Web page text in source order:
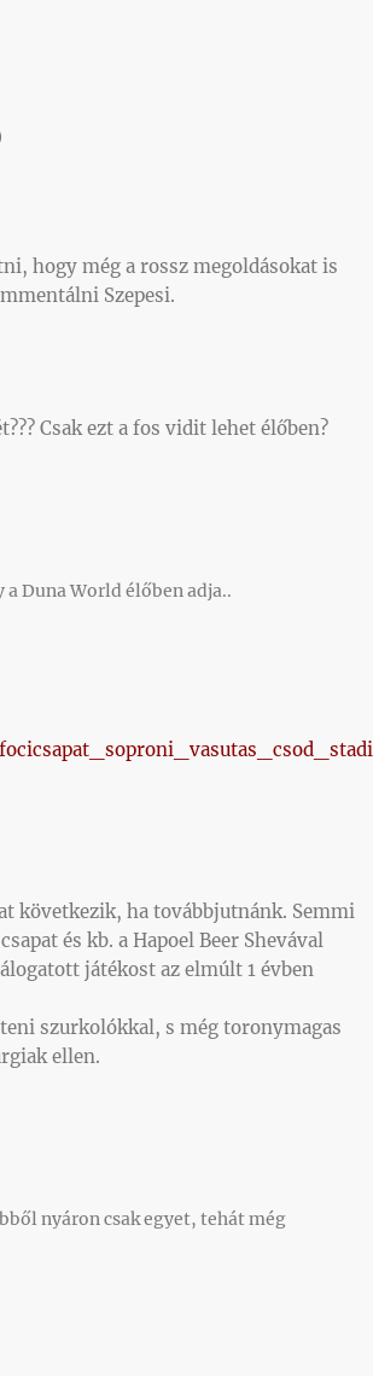
hogy még a rossz megoldásokat is
Szepesi.
Csak ezt a fos vidit lehet élőben?
Duna World élőben adja..
következik, ha továbbjutnánk. Semmi
és kb. a Hapoel Beer Shevával
játékost az elmúlt 1 évben
szurkolókkal, s még toronymagas
ellen.
nyáron csak egyet, tehát még